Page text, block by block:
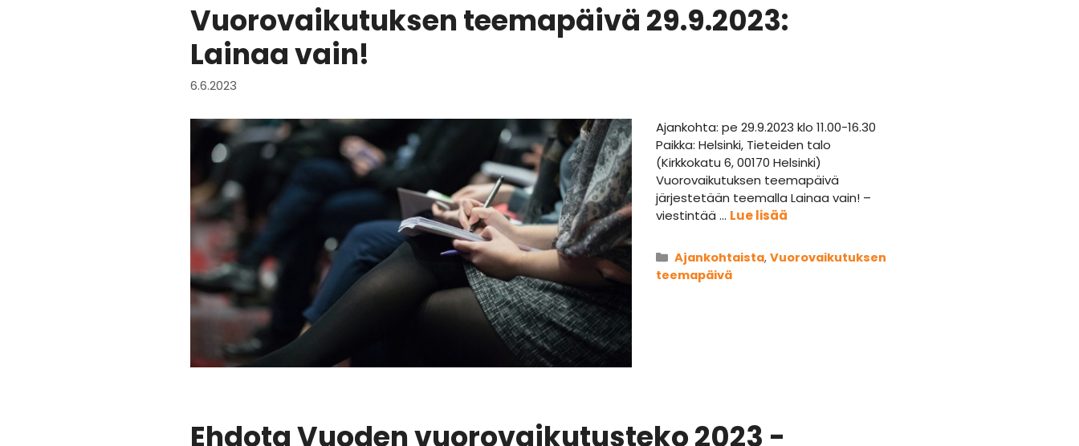
Vuorovaikutuksen teemapäivä 29.9.2023:
Lainaa vain!
6.6.2023
Ajankohta: pe 29.9.2023 klo 11.00-16.30
Paikka: Helsinki, Tieteiden talo
(Kirkkokatu 6, 00170 Helsinki)
Vuorovaikutuksen teemapäivä
järjestetään teemalla Lainaa vain! –
viestintää … Lue lisää
Kategoriat
Ajankohtaista,Vuorovaikutuksen
teemapäivä
Ehdota Vuoden vuorovaikutusteko 2023 -